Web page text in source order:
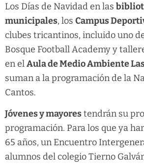
Los Días de Navidad en las
municipales, los Campus
clubes tricantinos, incluido uno
Bosque Football Academy y
en elAula de Medio Ambiente
suman a la programación de la
Cantos.
Jóvenes y mayorestendrán su
programación. Para los que ya
65 años, un Encuentro
alumnos del colegio Tierno